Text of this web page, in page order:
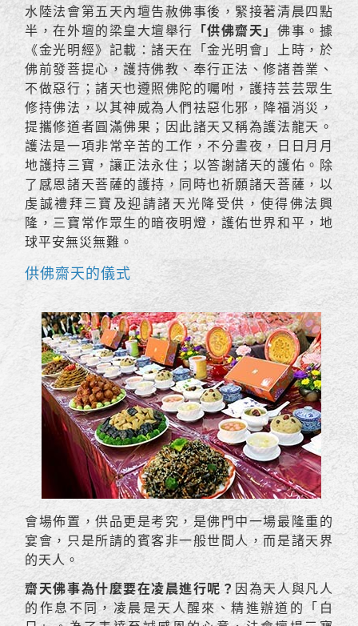
水陸法會第五天內壇告赦佛事後，緊接著清晨四點
半，在外壇的梁皇大壇舉行 「供佛齋天」佛事。據
《金光明經》記載：諸天在「金光明會」上時，於
佛前發菩提心，護持佛教、奉行正法、修諸善業、
不做惡行；諸天也遵照佛陀的囑咐，護持芸芸眾生
修持佛法，以其神威為人們袪惡化邪，降福消災，
提攜修道者圓滿佛果；因此諸天又稱為護法龍天。
護法是一項非常辛苦的工作，不分晝夜，日日月月
地護持三寶，讓正法永住；以答謝諸天的護佑。除
了感恩諸天菩薩的護持，同時也祈願諸天菩薩，以
虔誠禮拜三寶及迎請諸天光降受供，使得佛法興
隆，三寶常作眾生的暗夜明燈，護佑世界和平，地
球平安無災無難。
供佛齋天的儀式
會場佈置，供品更是考究，是佛門中一場最隆重的
宴會，只是所請的賓客非一般世間人，而是諸天界
的天人。
齋天佛事為什麼要在凌晨進行呢？ 因為天人與凡人
的作息不同，凌晨是天人醒來、精進辦道的「白